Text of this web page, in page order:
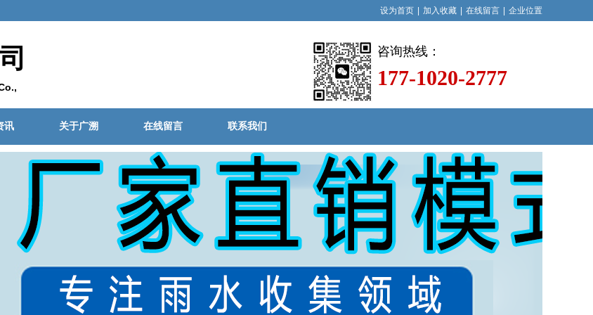
咨询热线：
177-1020-2777
设为首页 加入收藏 在线留言 企业位置
讯 关于广溯 在线留言 联系我们